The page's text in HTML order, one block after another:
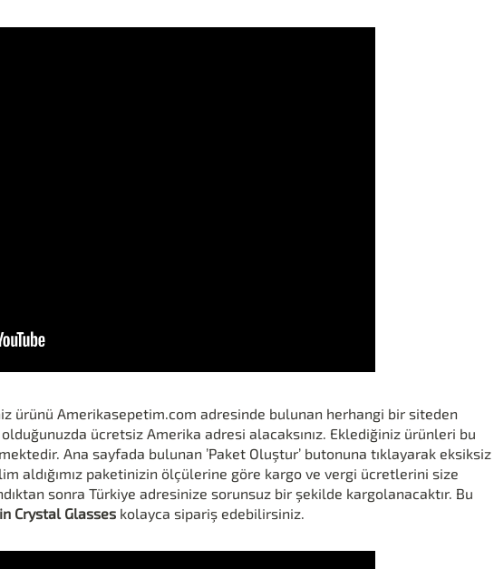
ürünü Amerikasepetim.com adresinde bulunan herhangi bir siteden
ücretsiz Amerika adresi alacaksınız. Eklediğiniz ürünleri bu
Ana sayfada bulunan ’Paket Oluştur’ butonuna tıklayarak eksiksiz
aldığımız paketinizin ölçülerine göre kargo ve vergi ücretlerini size
sonra Türkiye adresinize sorunsuz bir şekilde kargolanacaktır. Bu
Crystal Glasses kolayca sipariş edebilirsiniz.